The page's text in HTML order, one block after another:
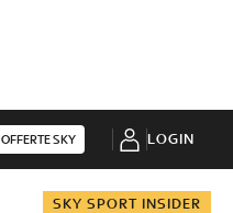
OFFERTE SKY LOGIN
SKY SPORT INSIDER